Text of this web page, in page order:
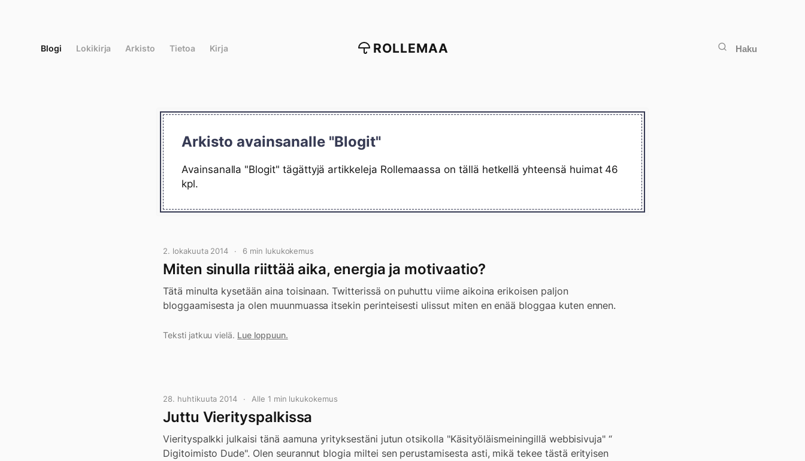
Blogi Lokikirja Arkisto Tietoa Kirja ROLLEMAA Haku
Arkisto avainsanalle "Blogit"
Avainsanalla "Blogit" tägättyjä artikkeleja Rollemaassa on tällä hetkellä yhteensä huimat 46
kpl.
2. lokakuuta 2014 6 min lukukokemus
Miten sinulla riittää aika, energia ja motivaatio?
Tätä minulta kysetään aina toisinaan. Twitterissä on puhuttu viime aikoina erikoisen paljon
bloggaamisesta ja olen muunmuassa itsekin perinteisesti ulissut miten en enää bloggaa kuten ennen.
Teksti jatkuu vielä. Lue loppuun.
28. huhtikuuta 2014 Alle 1 min lukukokemus
Juttu Vierityspalkissa
Vierityspalkki julkaisi tänä aamuna yrityksestäni jutun otsikolla "Käsityöläismeiningillä webbisivuja" “
Digitoimisto Dude". Olen seurannut blogia miltei sen perustamisesta asti, mikä tekee tästä erityisen